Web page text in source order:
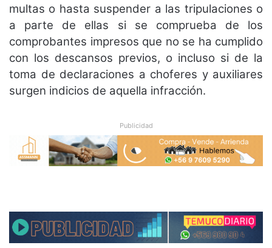
multas o hasta suspender a las tripulaciones o
a parte de ellas si se comprueba de los
comprobantes impresos que no se ha cumplido
con los descansos previos, o incluso si de la
toma de declaraciones a choferes y auxiliares
surgen indicios de aquella infracción.
Publicidad